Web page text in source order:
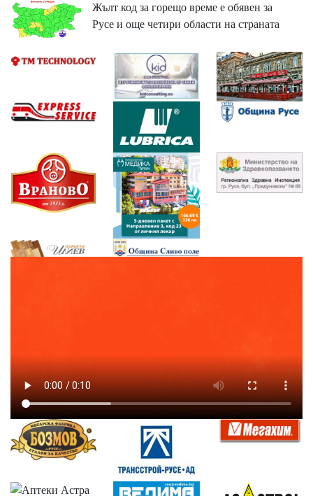
Жълт код за горещо време е обявен за
Русе и още четири области на страната